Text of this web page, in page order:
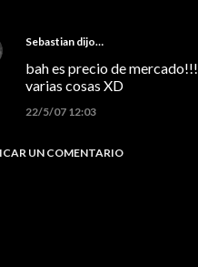
Sebastian dijo…
bah es precio de
varias cosas XD
22/5/07 12:03
UN COMENTARIO